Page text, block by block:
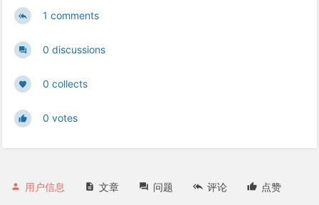
1 comments
0 discussions
0 collects
0 votes
用户信息 文章 问题 评论 点赞